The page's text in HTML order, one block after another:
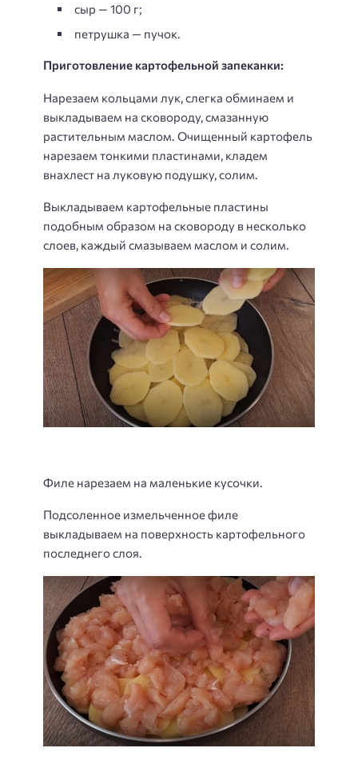
сыр — 100 г;
петрушка — пучок.
Приготовление картофельной запеканки:
Нарезаем кольцами лук, слегка обминаем и
выкладываем на сковороду, смазанную
растительным маслом. Очищенный картофель
нарезаем тонкими пластинами, кладем
внахлест на луковую подушку, солим.
Выкладываем картофельные пластины
подобным образом на сковороду в несколько
слоев, каждый смазываем маслом и солим.
Филе нарезаем на маленькие кусочки.
Подсоленное измельченное филе
выкладываем на поверхность картофельного
последнего слоя.